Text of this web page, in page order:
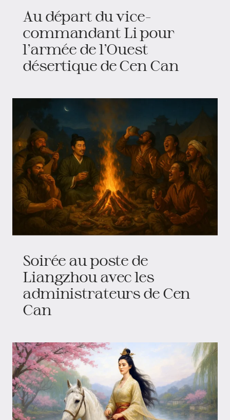
Au départ du vice-
commandant Li pour
l’armée de l’Ouest
désertique de Cen Can
Soirée au poste de
Liangzhou avec les
administrateurs de Cen
Can